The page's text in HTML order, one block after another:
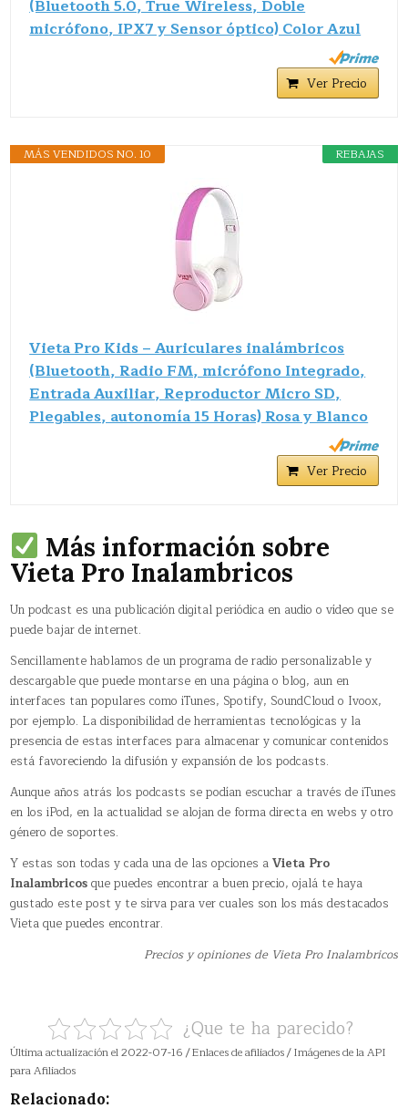
(Bluetooth 5.0, True Wireless, Doble
micrófono, IPX7 y Sensor óptico) Color Azul
Ver Precio
REBAJAS
MÁS VENDIDOS NO. 10
Vieta Pro Kids – Auriculares inalámbricos
(Bluetooth, Radio FM, micrófono Integrado,
Entrada Auxiliar, Reproductor Micro SD,
Plegables, autonomía 15 Horas) Rosa y Blanco
Ver Precio
Más información sobre
Vieta Pro Inalambricos
Un podcast es una publicación digital periódica en audio o vídeo que se
puede bajar de internet.
Sencillamente hablamos de un programa de radio personalizable y
descargable que puede montarse en una página o blog, aun en
interfaces tan populares como iTunes, Spotify, SoundCloud o Ivoox,
por ejemplo. La disponibilidad de herramientas tecnológicas y la
presencia de estas interfaces para almacenar y comunicar contenidos
está favoreciendo la difusión y expansión de los podcasts.
Aunque años atrás los podcasts se podían escuchar a través de iTunes
en los iPod, en la actualidad se alojan de forma directa en webs y otro
género de soportes.
Y estas son todas y cada una de las opciones aVieta Pro
Inalambricosque puedes encontrar a buen precio, ojalá te haya
gustado este post y te sirva para ver cuales son los más destacados
Vieta que puedes encontrar.
Precios y opiniones de Vieta Pro Inalambricos
¿Que te ha parecido?
Última actualización el 2022-07-16 / Enlaces de afiliados / Imágenes de la API
para Afiliados
Relacionado: